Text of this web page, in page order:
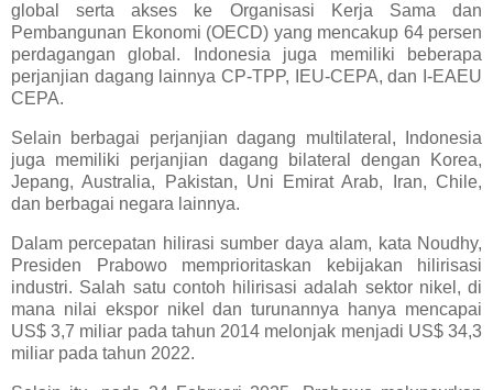
global serta akses ke Organisasi Kerja Sama dan
Pembangunan Ekonomi (OECD) yang mencakup 64 persen
perdagangan global. Indonesia juga memiliki beberapa
perjanjian dagang lainnya CP-TPP, IEU-CEPA, dan I-EAEU
CEPA.
Selain berbagai perjanjian dagang multilateral, Indonesia
juga memiliki perjanjian dagang bilateral dengan Korea,
Jepang, Australia, Pakistan, Uni Emirat Arab, Iran, Chile,
dan berbagai negara lainnya.
Dalam percepatan hilirasi sumber daya alam, kata Noudhy,
Presiden Prabowo memprioritaskan kebijakan hilirisasi
industri. Salah satu contoh hilirisasi adalah sektor nikel, di
mana nilai ekspor nikel dan turunannya hanya mencapai
US$ 3,7 miliar pada tahun 2014 melonjak menjadi US$ 34,3
miliar pada tahun 2022.